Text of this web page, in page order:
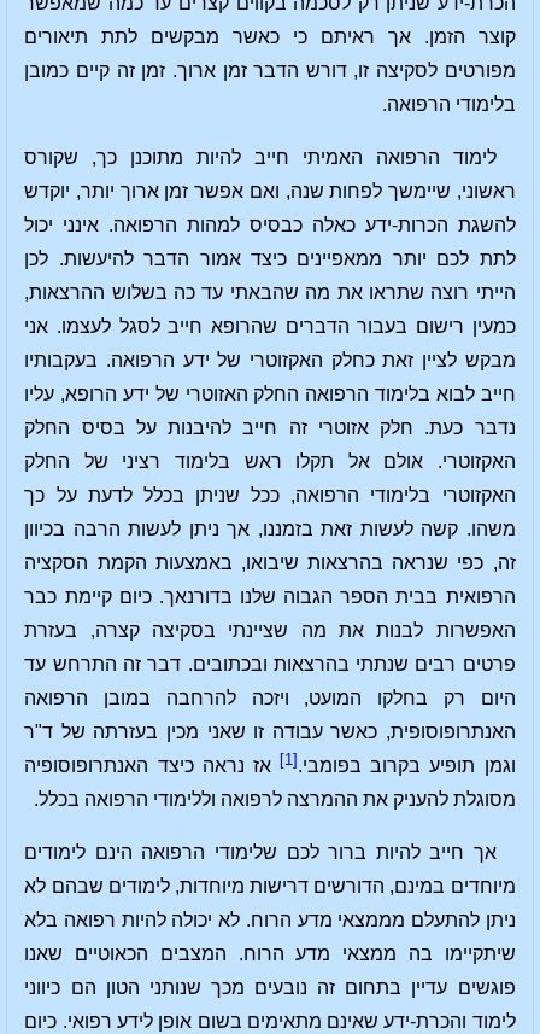
קוצר הזמן. אך ראיתם כי כאשר מבקשים לתת תיאורים
מפורטים לסקיצה זו, דורש הדבר זמן ארוך. זמן זה קיים כמובן
בלימודי הרפואה.
לימוד הרפואה האמיתי חייב להיות מתוכנן כך, שקורס
ראשוני, שיימשך לפחות שנה, ואם אפשר זמן ארוך יותר, יוקדש
להשגת הכרות-ידע כאלה כבסיס למהות הרפואה. אינני יכול
לתת לכם יותר ממאפיינים כיצד אמור הדבר להיעשות. לכן
הייתי רוצה שתראו את מה שהבאתי עד כה בשלוש ההרצאות,
כמעין רישום בעבור הדברים שהרופא חייב לסגל לעצמו. אני
מבקש לציין זאת כחלק האקזוטרי של ידע הרפואה. בעקבותיו
חייב לבוא בלימוד הרפואה החלק האזוטרי של ידע הרופא, עליו
נדבר כעת. חלק אזוטרי זה חייב להיבנות על בסיס החלק
האקזוטרי. אולם אל תקלו ראש בלימוד רציני של החלק
האקזוטרי בלימודי הרפואה, ככל שניתן בכלל לדעת על כך
משהו. קשה לעשות זאת בזמננו, אך ניתן לעשות הרבה בכיוון
זה, כפי שנראה בהרצאות שיבואו, באמצעות הקמת הסקציה
הרפואית בבית הספר הגבוה שלנו בדורנאך. כיום קיימת כבר
האפשרות לבנות את מה שציינתי בסקיצה קצרה, בעזרת
פרטים רבים שנתתי בהרצאות ובכתובים. דבר זה התרחש עד
היום רק בחלקו המועט, ויזכה להרחבה במובן הרפואה
האנתרופוסופית, כאשר עבודה זו שאני מכין בעזרתה של ד"ר
וגמן תופיע בקרוב בפומבי. [1]
אז נראה כיצד האנתרופוסופיה
מסוגלת להעניק את ההמרצה לרפואה וללימודי הרפואה בכלל.
אך חייב להיות ברור לכם שלימודי הרפואה הינם לימודים
מיוחדים במינם, הדורשים דרישות מיוחדות, לימודים שבהם לא
ניתן להתעלם מממצאי מדע הרוח. לא יכולה להיות רפואה בלא
שיתקיימו בה ממצאי מדע הרוח. המצבים הכאוטיים שאנו
פוגשים עדיין בתחום זה נובעים מכך שנותני הטון הם כיווני
לימוד והכרת-ידע שאינם מתאימים בשום אופן לידע רפואי. כיום